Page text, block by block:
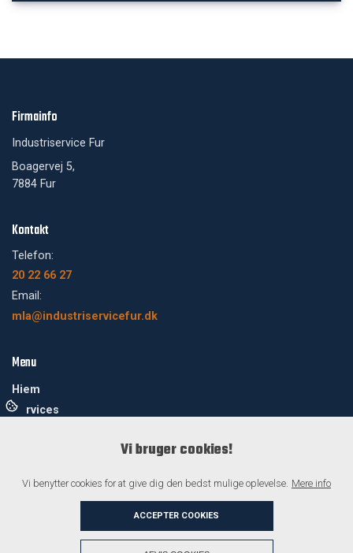
Firmainfo
Industriservice Fur
Boagervej 5,
7884 Fur
Kontakt
Telefon:
20 22 66 27
Email:
mla@industriservicefur.dk
Menu
Hjem
Services
Referencer
Vi bruger cookies!
Vi benytter cookies for at give dig den bedst mulige oplevelse. Mere info
ACCEPTER COOKIES